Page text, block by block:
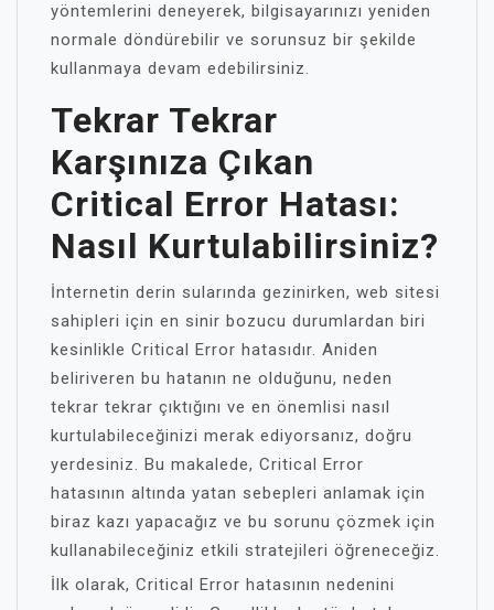
yöntemlerini deneyerek, bilgisayarınızı yeniden
normale döndürebilir ve sorunsuz bir şekilde
kullanmaya devam edebilirsiniz.
Tekrar Tekrar
Karşınıza Çıkan
Critical Error Hatası:
Nasıl Kurtulabilirsiniz?
İnternetin derin sularında gezinirken, web sitesi
sahipleri için en sinir bozucu durumlardan biri
kesinlikle Critical Error hatasıdır. Aniden
beliriveren bu hatanın ne olduğunu, neden
tekrar tekrar çıktığını ve en önemlisi nasıl
kurtulabileceğinizi merak ediyorsanız, doğru
yerdesiniz. Bu makalede, Critical Error
hatasının altında yatan sebepleri anlamak için
biraz kazı yapacağız ve bu sorunu çözmek için
kullanabileceğiniz etkili stratejileri öğreneceğiz.
İlk olarak, Critical Error hatasının nedenini